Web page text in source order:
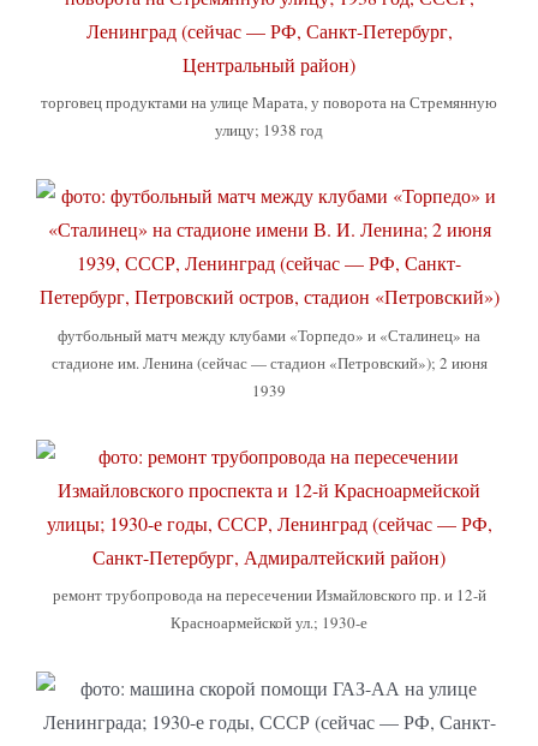
торговец продуктами на улице Марата, у поворота на Стремянную
улицу; 1938 год
футбольный матч между клубами «Торпедо» и «Сталинец» на
стадионе им. Ленина (сейчас — стадион «Петровский»); 2 июня
1939
ремонт трубопровода на пересечении Измайловского пр. и 12-й
Красноармейской ул.; 1930-е